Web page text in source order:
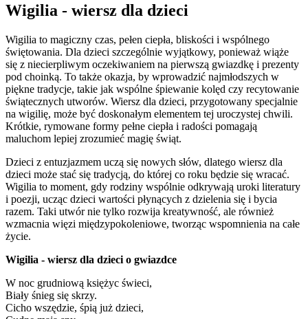
Wigilia - wiersz dla dzieci
Wigilia to magiczny czas, pełen ciepła, bliskości i wspólnego
świętowania. Dla dzieci szczególnie wyjątkowy, ponieważ wiąże
się z niecierpliwym oczekiwaniem na pierwszą gwiazdkę i prezenty
pod choinką. To także okazja, by wprowadzić najmłodszych w
piękne tradycje, takie jak wspólne śpiewanie kolęd czy recytowanie
świątecznych utworów. Wiersz dla dzieci, przygotowany specjalnie
na wigilię, może być doskonałym elementem tej uroczystej chwili.
Krótkie, rymowane formy pełne ciepła i radości pomagają
maluchom lepiej zrozumieć magię świąt.
Dzieci z entuzjazmem uczą się nowych słów, dlatego wiersz dla
dzieci może stać się tradycją, do której co roku będzie się wracać.
Wigilia to moment, gdy rodziny wspólnie odkrywają uroki literatury
i poezji, ucząc dzieci wartości płynących z dzielenia się i bycia
razem. Taki utwór nie tylko rozwija kreatywność, ale również
wzmacnia więzi międzypokoleniowe, tworząc wspomnienia na całe
życie.
Wigilia - wiersz dla dzieci o gwiazdce
W noc grudniową księżyc świeci,
Biały śnieg się skrzy.
Cicho wszędzie, śpią już dzieci,